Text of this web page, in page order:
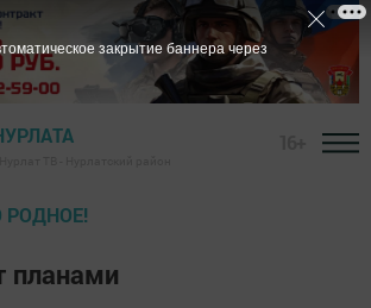
РОДНОЕ!
планами
закрытие баннера через